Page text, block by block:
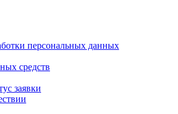
персональных данных
средств
заявки